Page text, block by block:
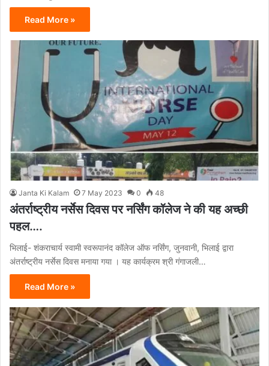
Read More »
Janta Ki Kalam 7 May 2023 0 48
अंतर्राष्ट्रीय नर्सेस दिवस पर नर्सिंग कॉलेज ने की यह अच्छी
पहल….
भिलाई- शंकराचार्य स्वामी स्वरूपानंद कॉलेज ऑफ नर्सिंग, जुनवानी, भिलाई द्वारा
अंतर्राष्ट्रीय नर्सेस दिवस मनाया गया । यह कार्यक्रम श्री गंगाजली…
Read More »